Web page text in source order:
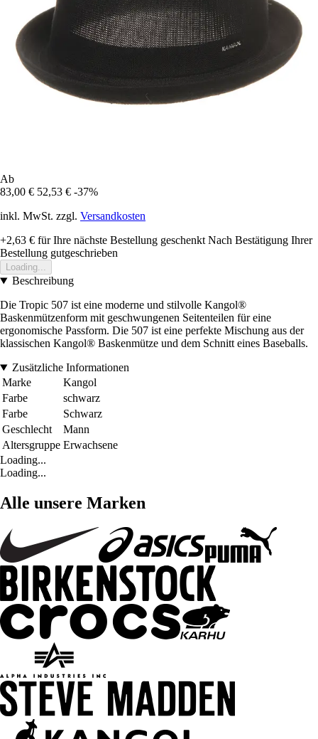
Ab
83,00 € 52,53 € -37%
inkl. MwSt. zzgl. Versandkosten
+2,63 € für Ihre nächste Bestellung geschenkt Nach Bestätigung Ihrer
Bestellung gutgeschrieben
Loading...
Beschreibung
Die Tropic 507 ist eine moderne und stilvolle Kangol®
Baskenmützenform mit geschwungenen Seitenteilen für eine
ergonomische Passform. Die 507 ist eine perfekte Mischung aus der
klassischen Kangol® Baskenmütze und dem Schnitt eines Baseballs.
Zusätzliche Informationen
Marke
Kangol
Farbe
schwarz
Farbe
Schwarz
Geschlecht
Mann
Altersgruppe Erwachsene
Loading...
Loading...
Alle unsere Marken